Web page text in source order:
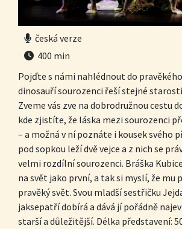
česká verze
400 min
Pojďte s námi nahlédnout do
dinosauří sourozenci řeší stejné
Zveme vás zve na dobrodružnou cestu
kde zjistíte, že láska mezi sourozenci
– a možná v ní poznáte i kousek svého
pod sopkou leží dvě vejce a z nich se
velmi rozdílní sourozenci. Bráška
na svět jako první, a tak si myslí, že mu
pravěký svět. Svou mladší sestřičku
jaksepatří dobírá a dává jí pořádně
starší a důležitější. Délka představení: